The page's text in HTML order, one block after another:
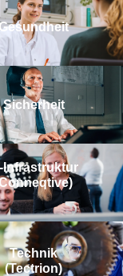
Sicherheit
Infrastruktur
Technik
(Tectrion)